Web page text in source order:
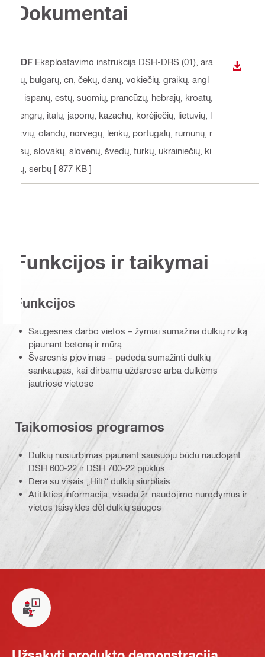
Dokumentai
PDF Eksploatavimo instrukcija DSH-DRS (01) , ara
bų, bulgarų, cn, čekų, danų, vokiečių, graikų, angl
ų, ispanų, estų, suomių, prancūzų, hebrajų, kroatų,
vengrų, italų, japonų, kazachų, korėjiečių, lietuvių, l
atvių, olandų, norvegų, lenkų, portugalų, rumunų, r
usų, slovakų, slovėnų, švedų, turkų, ukrainiečių, ki
nų, serbų [ 877 KB ]
Funkcijos ir taikymai
Funkcijos
Saugesnės darbo vietos – žymiai sumažina dulkių riziką
pjaunant betoną ir mūrą
Švaresnis pjovimas – padeda sumažinti dulkių
sankaupas, kai dirbama uždarose arba dulkėms
jautriose vietose
Taikomosios programos
Dulkių nusiurbimas pjaunant sausuoju būdu naudojant
DSH 600-22 ir DSH 700-22 pjūklus
Dera su visais „Hilti“ dulkių siurbliais
Atitikties informacija: visada žr. naudojimo nurodymus ir
vietos taisykles dėl dulkių saugos